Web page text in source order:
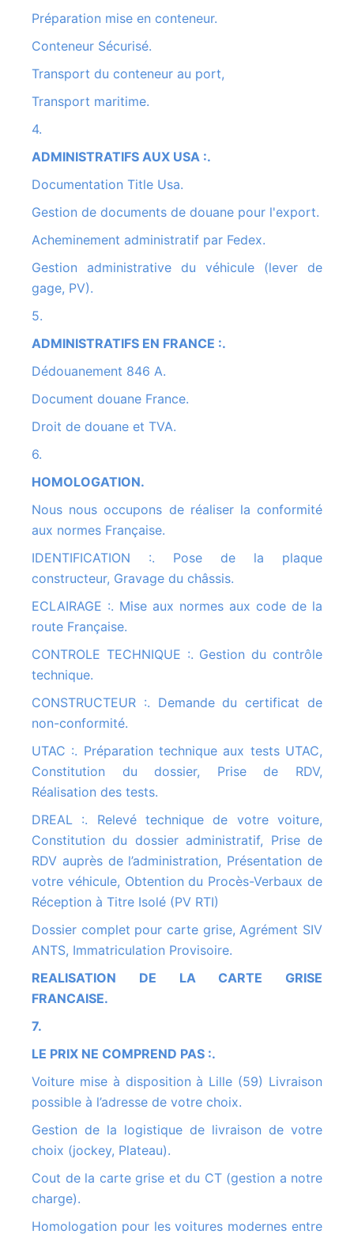
Préparation mise en conteneur.
Conteneur Sécurisé.
Transport du conteneur au port,
Transport maritime.
4.
ADMINISTRATIFS AUX USA :.
Documentation Title Usa.
Gestion de documents de douane pour l'export.
Acheminement administratif par Fedex.
Gestion administrative du véhicule (lever de
gage, PV).
5.
ADMINISTRATIFS EN FRANCE :.
Dédouanement 846 A.
Document douane France.
Droit de douane et TVA.
6.
HOMOLOGATION.
Nous nous occupons de réaliser la conformité
aux normes Française.
IDENTIFICATION :. Pose de la plaque
constructeur, Gravage du châssis.
ECLAIRAGE :. Mise aux normes aux code de la
route Française.
CONTROLE TECHNIQUE :. Gestion du contrôle
technique.
CONSTRUCTEUR :. Demande du certificat de
non-conformité.
UTAC :. Préparation technique aux tests UTAC,
Constitution du dossier, Prise de RDV,
Réalisation des tests.
DREAL :. Relevé technique de votre voiture,
Constitution du dossier administratif, Prise de
RDV auprès de l’administration, Présentation de
votre véhicule, Obtention du Procès-Verbaux de
Réception à Titre Isolé (PV RTI)
Dossier complet pour carte grise, Agrément SIV
ANTS, Immatriculation Provisoire.
REALISATION DE LA CARTE GRISE
FRANCAISE.
7.
LE PRIX NE COMPREND PAS :.
Voiture mise à disposition à Lille (59) Livraison
possible à l’adresse de votre choix.
Gestion de la logistique de livraison de votre
choix (jockey, Plateau).
Cout de la carte grise et du CT (gestion a notre
charge).
Homologation pour les voitures modernes entre